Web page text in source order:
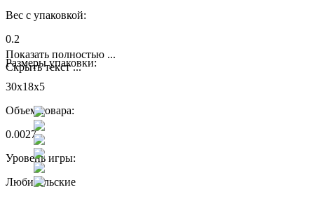
Вес с упаковкой:
0.2
Размеры упаковки:
30x18x5
Объем товара:
0.0027
Уровень игры:
Любительские
Показать полностью ...
Скрыть текст ...